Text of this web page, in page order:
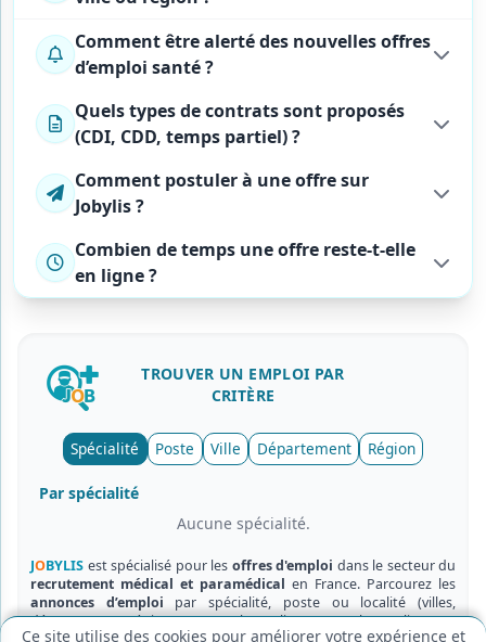
Comment être alerté des nouvelles offres
d’emploi santé ?
Quels types de contrats sont proposés
(CDI, CDD, temps partiel) ?
Comment postuler à une offre sur
Jobylis ?
Combien de temps une offre reste-t-elle
en ligne ?
Ce site utilise des cookies pour améliorer votre expérience et
Cookies fonctionnels (obligatoires)
Nécessaires au bon fonctionnement du site.
Nous aident à améliorer le site via des statistiques
anonymes.
Enregistrer Annuler
TROUVER UN EMPLOI PAR
CRITÈRE
Spécialité Poste Ville Département Région
Par spécialité
Aucune spécialité.
JOBYLIS est spécialisé pour les offres d'emploi dans le secteur du
recrutement médical et paramédical en France. Parcourez les
annonces d’emploi par spécialité, poste ou localité (villes,
départements, régions) et postulez en ligne en quelques clics.